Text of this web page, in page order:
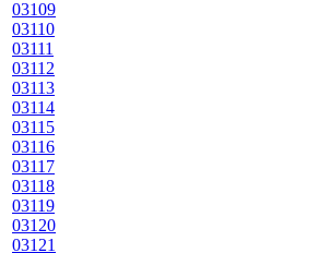
03109
03110
03111
03112
03113
03114
03115
03116
03117
03118
03119
03120
03121